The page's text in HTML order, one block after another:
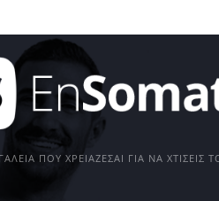
ΠΟΥ ΧΡΕΙΆΖΕΣΑΙ ΓΙΑ ΝΑ